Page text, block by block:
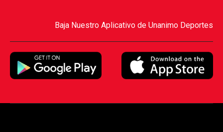
Baja Nuestro Aplicativo de Unanimo Deportes